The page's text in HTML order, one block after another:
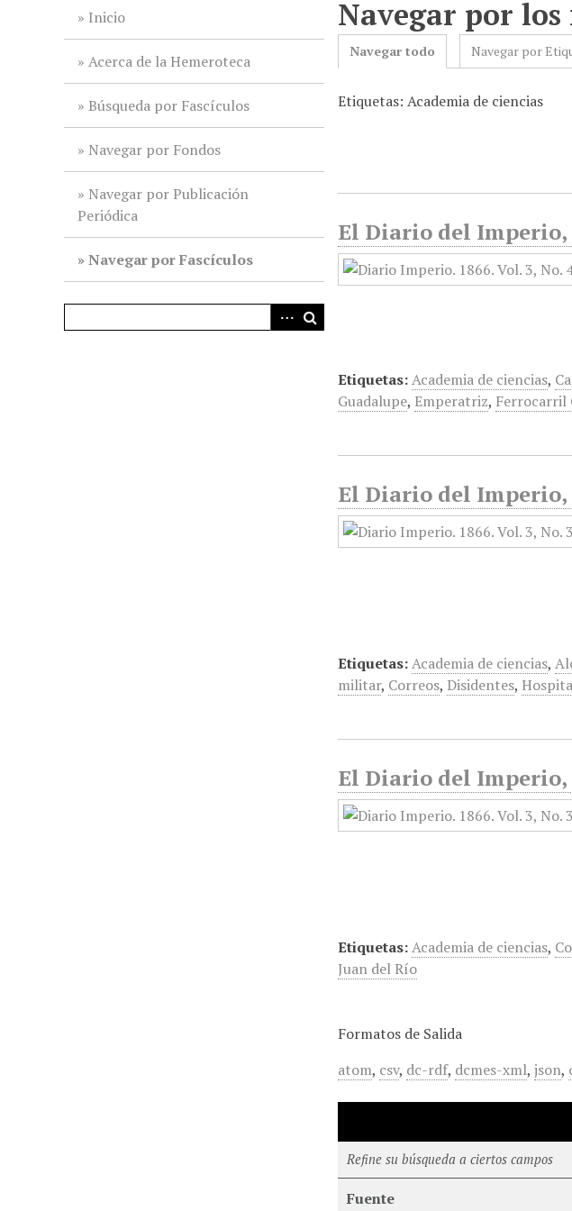
Inicio
Acerca de la Hemeroteca
Búsqueda por Fascículos
Navegar por Fondos
Navegar por Publicación
Periódica
Navegar por Fascículos
Navegar por
Navegar todo Navegar por
Etiquetas: Academia de ciencias
El Diario del Imperio,
Etiquetas:Academia de ciencias,
Guadalupe, Emperatriz, Ferrocarril
El Diario del Imperio,
Etiquetas:Academia de ciencias,
militar, Correos, Disidentes,
El Diario del Imperio,
Etiquetas:Academia de ciencias,
Juan del Río
Formatos de Salida
atom, csv, dc-rdf, dcmes-xml,json,
Refine su búsqueda a ciertos campos
Fuente